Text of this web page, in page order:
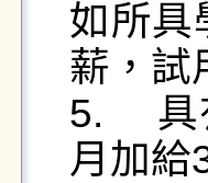
如所具
薪，試
5.	具有水電、土木相關技術證照者，得專案簽准按
月加給